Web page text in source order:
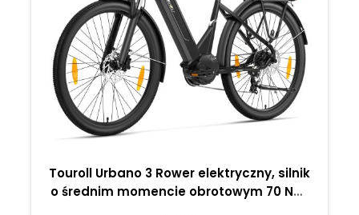
Touroll Urbano 3 Rower elektryczny, silnik
o średnim momencie obrotowym 70 Nm,